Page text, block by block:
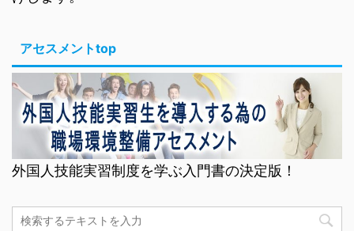
アセスメントtop
外国人技能実習制度を学ぶ入門書の決定版！